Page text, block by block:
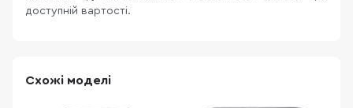
доступній вартості.
Схожі моделі